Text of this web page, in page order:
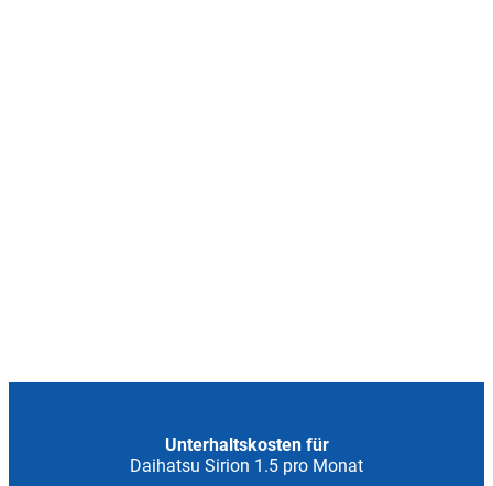
Unterhaltskosten für
Daihatsu Sirion 1.5 pro Monat